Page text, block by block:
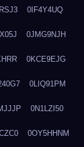
0IF4Y4UQ
0JMG9NJH
0KCE9EJG
0LIQ91PM
0N1LZI50
0OY5HHNM